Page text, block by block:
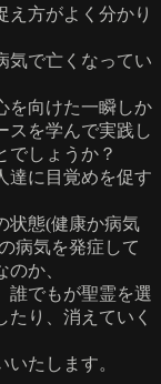
え方がよく分かり
気で亡くなってい
を向けた一瞬しか
スを学んで実践し
でしょうか？
達に目覚めを促す
状態(健康か病気
病気を発症して
か、
誰でもが聖霊を選
り、消えていく
たします。